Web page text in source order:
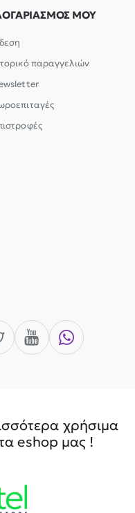
ΜΟΥ
παραγγελιών
χρήσιμα
eshop μας !